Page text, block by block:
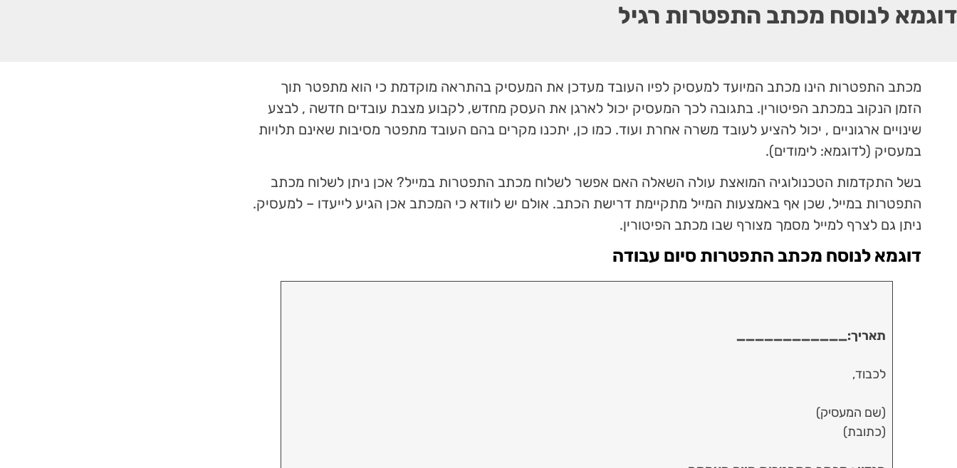
דוגמא לנוסח מכתב התפטרות רגיל
מכתב התפטרות הינו מכתב המיועד למעסיק לפיו העובד מעדכן את המעסיק בהתראה מוקדמת כי הוא מתפטר תוך
הזמן הנקוב במכתב הפיטורין. בתגובה לכך המעסיק יכול לארגן את העסק מחדש, לקבוע מצבת עובדים חדשה , לבצע
שינויים ארגוניים , יכול להציע לעובד משרה אחרת ועוד. כמו כן, יתכנו מקרים בהם העובד מתפטר מסיבות שאינם תלויות
במעסיק (לדוגמא: לימודים).
בשל התקדמות הטכנולוגיה המואצת עולה השאלה האם אפשר לשלוח מכתב התפטרות במייל? אכן ניתן לשלוח מכתב
התפטרות במייל, שכן אף באמצעות המייל מתקיימת דרישת הכתב. אולם יש לוודא כי המכתב אכן הגיע לייעדו – למעסיק.
ניתן גם לצרף למייל מסמך מצורף שבו מכתב הפיטורין.
דוגמא לנוסח מכתב התפטרות סיום עבודה
תאריך:____________
לכבוד,
(שם המעסיק)
(כתובת)